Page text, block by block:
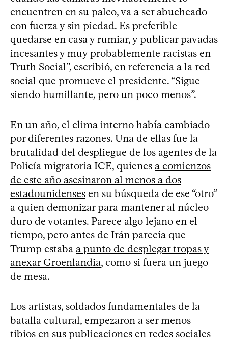
encuentren en su palco, va a ser abucheado
con fuerza y sin piedad. Es preferible
quedarse en casa y rumiar, y publicar pavadas
incesantes y muy probablemente racistas en
Truth Social”, escribió, en referencia a la red
social que promueve el presidente. “Sigue
siendo humillante, pero un poco menos”.
En un año, el clima interno había cambiado
por diferentes razones. Una de ellas fue la
brutalidad del despliegue de los agentes de la
Policía migratoria ICE, quienes a comienzos
de este año asesinaron al menos a dos
estadounidenses en su búsqueda de ese “otro”
a quien demonizar para mantener al núcleo
duro de votantes. Parece algo lejano en el
tiempo, pero antes de Irán parecía que
Trump estaba a punto de desplegar tropas y
anexar Groenlandia, como si fuera un juego
de mesa.
Los artistas, soldados fundamentales de la
batalla cultural, empezaron a ser menos
tibios en sus publicaciones en redes sociales